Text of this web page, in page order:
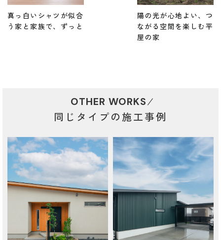
真っ白いシャツが似合
う家と家族で、ずっと
陽の光が心地よい、つ
ながる空間を楽しむ平
屋の家
OTHER WORKS
同じタイプの施工事例